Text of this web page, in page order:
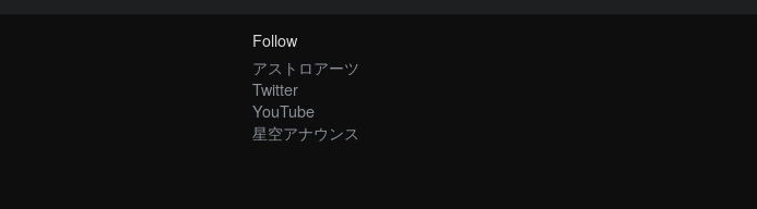
Follow
アストロアーツ
Twitter
YouTube
星空アナウンス